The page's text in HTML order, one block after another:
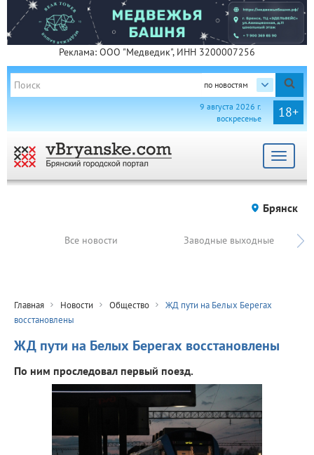
Реклама: ООО "Медведик", ИНН 3200007256
по новостям
18+
9 августа 2026 г.
воскресенье
Toggle
Брянск
Все новости Заводные выходные
Главная Новости Общество
ЖД пути на Белых Берегах
восстановлены
ЖД пути на Белых Берегах восстановлены
По ним проследовал первый поезд.